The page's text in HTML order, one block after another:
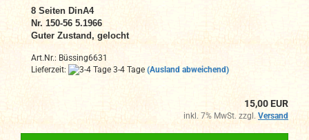
8 Seiten DinA4
Nr. 150-56 5.1966
Guter Zustand, gelocht
Art.Nr.: Büssing6631
Lieferzeit:
3-4 Tage (Ausland abweichend)
15,00 EUR
inkl. 7% MwSt. zzgl. Versand